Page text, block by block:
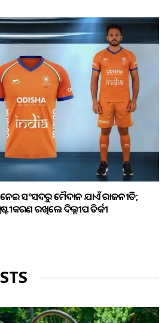
ସଂସଦରୁ ମୈଦାନ ଯାଏଁ ରାଜନୀତି;
ରଖିଲେ ଦିଲ୍ଲୀପ ତିର୍କୀ